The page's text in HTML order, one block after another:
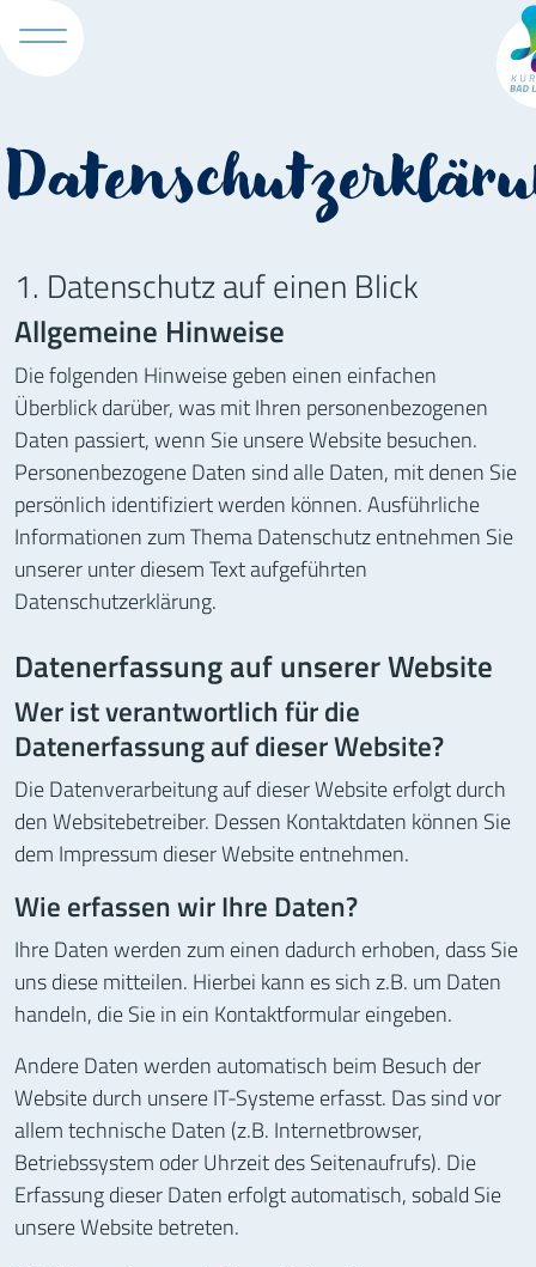
1. Datenschutz auf einen Blick
Allgemeine Hinweise
Die folgenden Hinweise geben einen einfachen
Überblick darüber, was mit Ihren personenbezogenen
Daten passiert, wenn Sie unsere Website besuchen.
Personenbezogene Daten sind alle Daten, mit denen Sie
persönlich identifiziert werden können. Ausführliche
Informationen zum Thema Datenschutz entnehmen Sie
unserer unter diesem Text aufgeführten
Datenschutzerklärung.
Datenerfassung auf unserer Website
Wer ist verantwortlich für die
Datenerfassung auf dieser Website?
Die Datenverarbeitung auf dieser Website erfolgt durch
den Websitebetreiber. Dessen Kontaktdaten können Sie
dem Impressum dieser Website entnehmen.
Wie erfassen wir Ihre Daten?
Ihre Daten werden zum einen dadurch erhoben, dass Sie
uns diese mitteilen. Hierbei kann es sich z.B. um Daten
handeln, die Sie in ein Kontaktformular eingeben.
Andere Daten werden automatisch beim Besuch der
Website durch unsere IT-Systeme erfasst. Das sind vor
allem technische Daten (z.B. Internetbrowser,
Betriebssystem oder Uhrzeit des Seitenaufrufs). Die
Erfassung dieser Daten erfolgt automatisch, sobald Sie
unsere Website betreten.